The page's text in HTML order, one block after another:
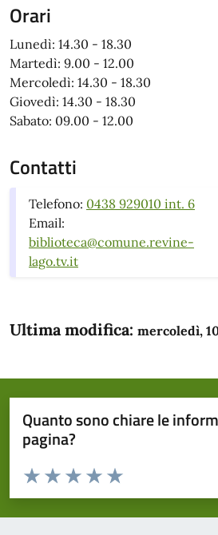
Orari
Lunedì: 14.30 - 18.30
Martedì: 9.00 - 12.00
Mercoledì: 14.30 - 18.30
Giovedì: 14.30 - 18.30
Sabato: 09.00 - 12.00
Contatti
Telefono: 0438 929010 int. 6
Email:
biblioteca@comune.revine-
lago.tv.it
Ultima modifica: mercoledì,
Quanto sono chiare le
pagina?
Domanda
Valuta da 1 a 5 stelle la pagina
Valuta 5 stelle su 5
Valuta 4 stelle su 5
Valuta 3 stelle su 5
Valuta 2 stelle su 5
Valuta 1 stelle su 5